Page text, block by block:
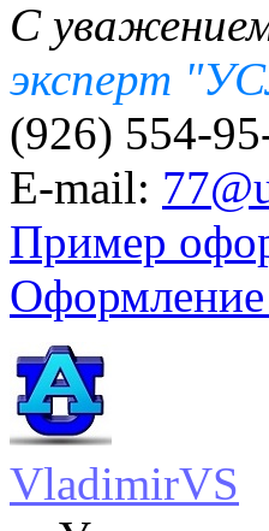
С
эксперт
(926) 554-
E-mail:
Пример
VladimirVS